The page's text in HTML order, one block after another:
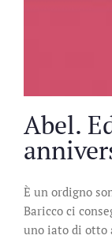
Abel.
È un ordigno
Baricco ci
uno iato di otto